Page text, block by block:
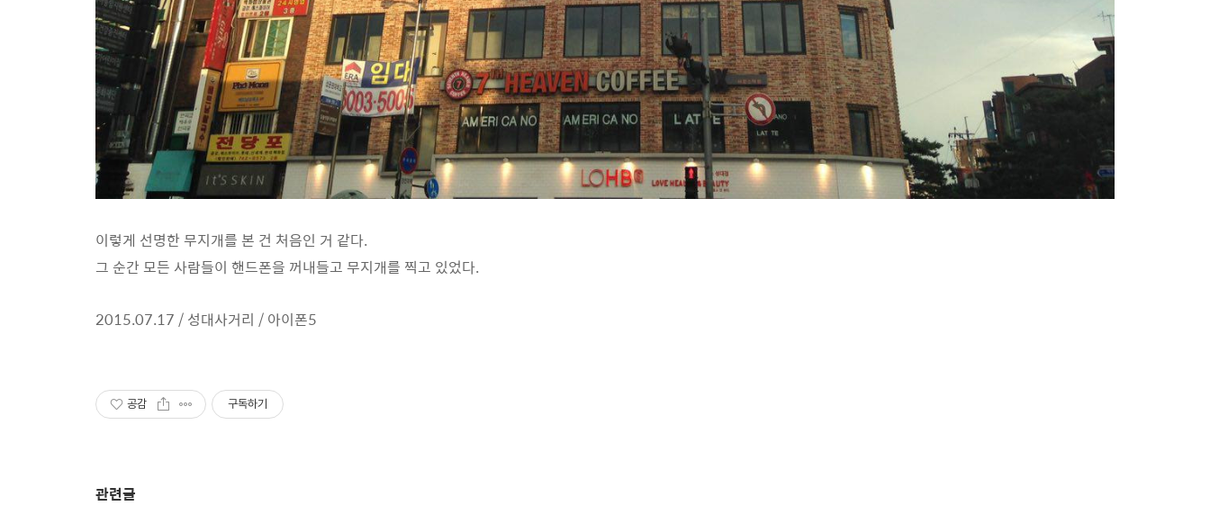
이렇게 선명한 무지개를 본 건 처음인 거 같다.
그 순간 모든 사람들이 핸드폰을 꺼내들고 무지개를 찍고 있었다.
2015.07.17 / 성대사거리 / 아이폰5
공감 구독하기
관련글